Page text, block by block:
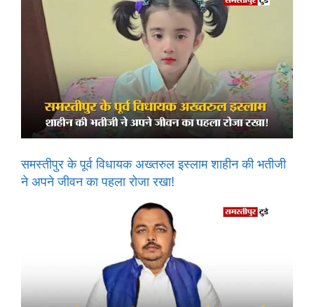
समस्तीपुर के पूर्व विधायक अख्तरुल इस्लाम शाहीन की भतीजी
ने अपने जीवन का पहला रोजा रखा!